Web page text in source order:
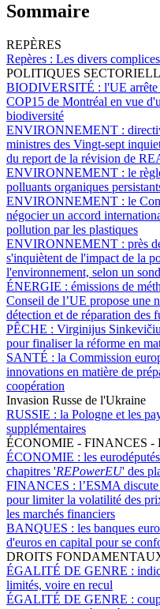
Sommaire
REPÈRES
Repères : Les divers
POLITIQUES
BIODIVERSITÉ : l'UE arrête
COP15 de Montréal en vue
biodiversité
ENVIRONNEMENT :
ministres des Vingt-sept
du report de la révision de
ENVIRONNEMENT : le
polluants organiques
ENVIRONNEMENT : le
négocier un accord
pollution par les plastiques
ENVIRONNEMENT : près
s'inquiètent de l'impact de la
l'environnement, selon un
ÉNERGIE : émissions de
Conseil de l’UE propose une
détection et de réparation des
PÊCHE : Virginijus
pour finaliser la réforme en
SANTÉ : la Commission
innovations en matière de
coopération
Invasion Russe de l'Ukraine
RUSSIE : la Pologne et les
supplémentaires
ÉCONOMIE - FINANCES -
ÉCONOMIE : les
chapitres 'REPowerEU' des
FINANCES : l’ESMA discute
pour limiter la volatilité des
les marchés financiers
BANQUES : les banques
d'euros en capital pour se
DROITS
ÉGALITÉ DE GENRE :
limités, voire en recul
ÉGALITÉ DE GENRE :